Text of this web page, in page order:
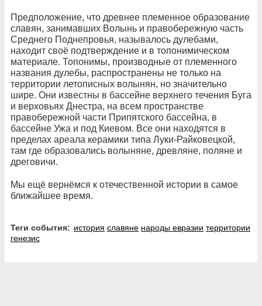
Предположение, что древнее племенное образование
славян, занимавших Волынь и правобережную часть
Среднего Поднепровья, называлось дулебами,
находит своё подтверждение и в топонимическом
материале. Топонимы, производные от племенного
названия дулебы, распространены не только на
территории летописных волынян, но значительно
шире. Они известны в бассейне верхнего течения Буга
и верховьях Днестра, на всем пространстве
правобережной части Припятского бассейна, в
бассейне Ужа и под Киевом. Все они находятся в
пределах ареала керамики типа Луки-Райковецкой,
там где образовались волыняне, древляне, поляне и
дреговичи.
Мы ещё вернёмся к отечественной истории в самое
ближайшее время.
Теги события: история славяне народы евразии территории
генезис